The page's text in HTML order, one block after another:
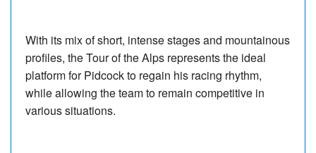
With its mix of short, intense stages and mountainous
profiles, the Tour of the Alps represents the ideal
platform for Pidcock to regain his racing rhythm,
while allowing the team to remain competitive in
various situations.